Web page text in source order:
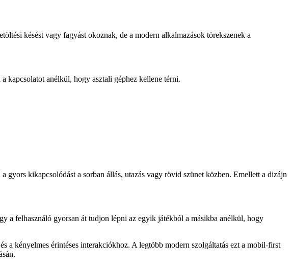
késést vagy fagyást okoznak, de a modern alkalmazások törekszenek a
kapcsolatot anélkül, hogy asztali géphez kellene térni.
kikapcsolódást a sorban állás, utazás vagy rövid szünet közben. Emellett a dizájn
a felhasználó gyorsan át tudjon lépni az egyik játékból a másikba anélkül, hogy
kényelmes érintéses interakciókhoz. A legtöbb modern szolgáltatás ezt a mobil-first